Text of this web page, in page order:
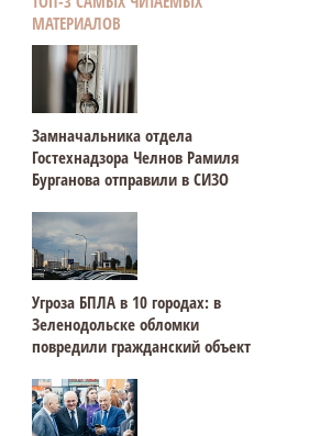
МАТЕРИАЛОВ
Замначальника отдела
Гостехнадзора Челнов Рамиля
Бурганова отправили в СИЗО
Угроза БПЛА в 10 городах: в
Зеленодольске обломки
повредили гражданский объект